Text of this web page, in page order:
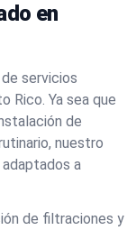
en
servicios
Rico. Ya sea que
de
nuestro
a
de filtraciones y